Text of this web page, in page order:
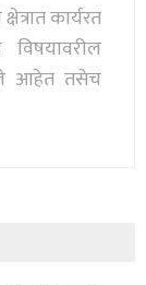
कार्यरत
विषयावरील
आहेत तसेच